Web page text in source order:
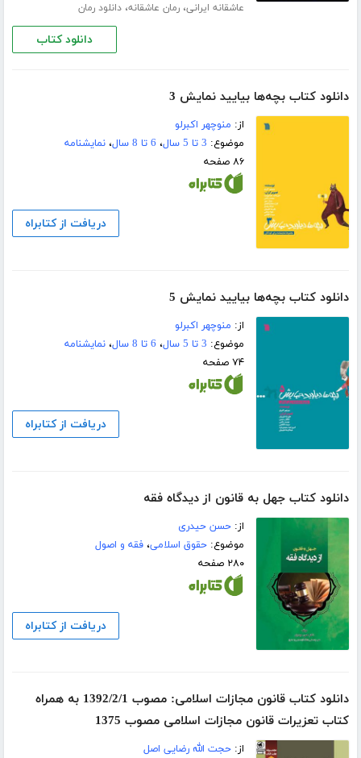
عاشقانه ایرانی،رمان عاشقانه،دانلود رمان
دانلود کتاب
دانلود کتاب بچه‌ها بیایید نمایش 3
از: منوچهر اکبرلو
موضوع: 3 تا 5 سال ، 6 تا 8 سال ،نمایشنامه
۸۶ صفحه
دریافت از کتابراه
دانلود کتاب بچه‌ها بیایید نمایش 5
از: منوچهر اکبرلو
موضوع: 3 تا 5 سال ، 6 تا 8 سال ،نمایشنامه
۷۴ صفحه
دریافت از کتابراه
دانلود کتاب جهل به قانون از دیدگاه فقه
از:حسن حیدری
موضوع:حقوق اسلامی،فقه و اصول
۲۸۰ صفحه
دریافت از کتابراه
دانلود کتاب قانون مجازات اسلامی: مصوب 1392/2/1 به همراه
کتاب تعزیرات قانون مجازات اسلامی مصوب 1375
از:حجت الله رضایی اصل